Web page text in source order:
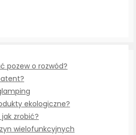
pozew o rozwód?
ekologiczne?
zrobić?
wielofunkcyjnych